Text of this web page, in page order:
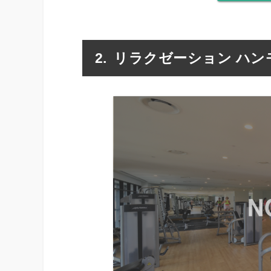
リラクゼーション ハン